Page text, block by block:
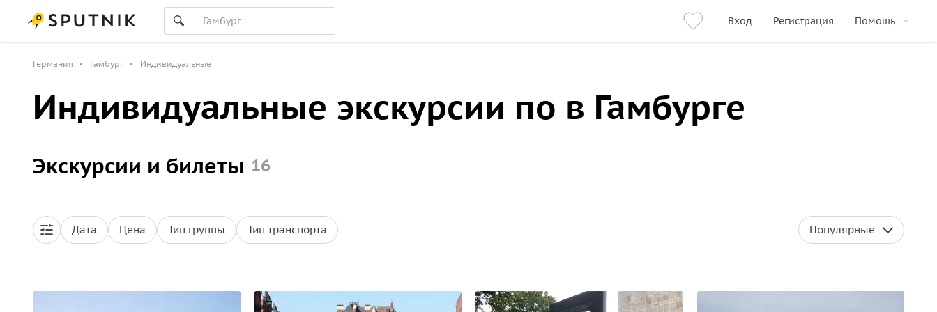
Вход Регистрация Помощь
Германия Гамбург Индивидуальные
Индивидуальные экскурсии по в Гамбурге
Экскурсии и билеты 16
Дата Цена Тип группы Тип транспорта Популярные